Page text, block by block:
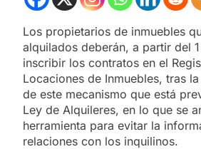
Los propietarios de inmuebles
alquilados deberán, a partir del
inscribir los contratos en el
Locaciones de Inmuebles, tras
de este mecanismo que está
Ley de Alquileres, en lo que se
herramienta para evitar la
relaciones con los inquilinos.